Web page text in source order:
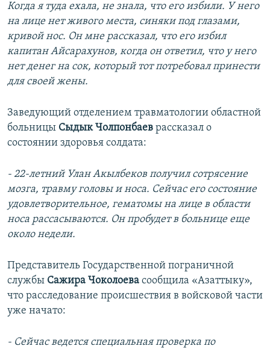
Когда я туда ехала, не знала, что его избили. У него
на лице нет живого места, синяки под глазами,
кривой нос. Он мне рассказал, что его избил
капитан Айсарахунов, когда он ответил, что у него
нет денег на сок, который тот потребовал принести
для своей жены.
Заведующий отделением травматологии областной
больницы Сыдык Чолпонбаев рассказал о
состоянии здоровья солдата:
- 22-летний Улан Акылбеков получил сотрясение
мозга, травму головы и носа. Сейчас его состояние
удовлетворительное, гематомы на лице в области
носа рассасываются. Он пробудет в больнице еще
около недели.
Представитель Государственной пограничной
службы Сажира Чоколоева сообщила «Азаттыку»,
что расследование происшествия в войсковой части
уже начато:
- Сейчас ведется специальная проверка по